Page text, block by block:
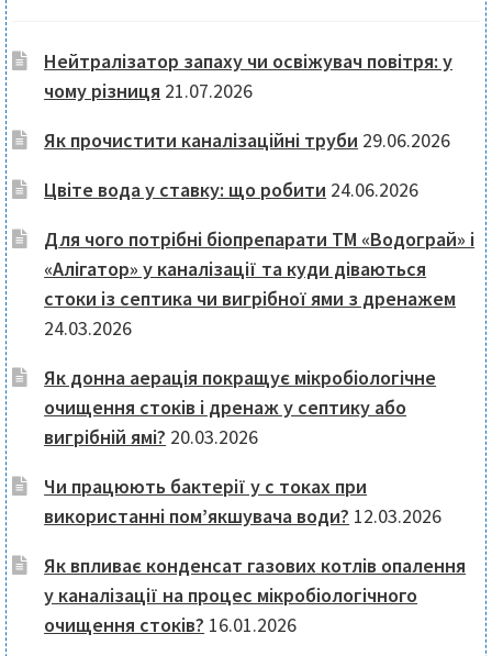
каналізаційних
мережах
супермаркетів
Нейтралізатор запаху чи освіжувач повітря: у
чому різниця 21.07.2026
Як прочистити каналізаційні труби 29.06.2026
Цвіте вода у ставку: що робити 24.06.2026
Для чого потрібні біопрепарати ТМ «Водограй» і
«Алігатор» у каналізації та куди діваються
стоки із септика чи вигрібної ями з дренажем
24.03.2026
Як донна аерація покращує мікробіологічне
очищення стоків і дренаж у септику або
вигрібній ямі? 20.03.2026
Чи працюють бактерії у с токах при
використанні пом’якшувача води? 12.03.2026
Як впливає конденсат газових котлів опалення
у каналізації на процес мікробіологічного
очищення стоків? 16.01.2026